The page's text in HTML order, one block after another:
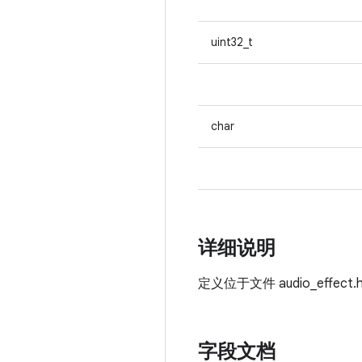
uint32_t
char
详细说明
定义位于文件
字段文档